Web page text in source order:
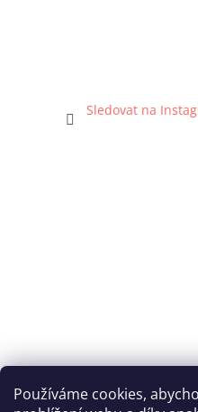
Používáme cookies,
Sledovat na